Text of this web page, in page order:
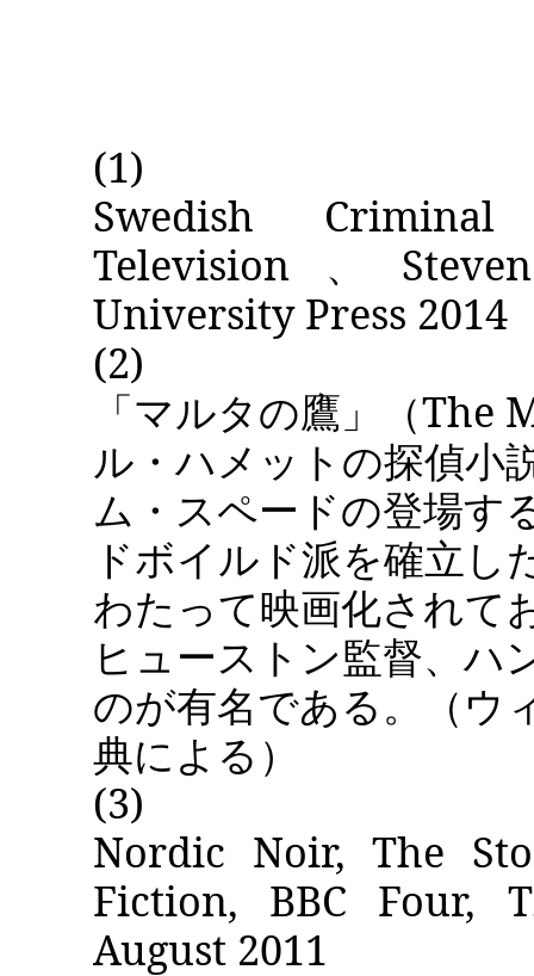
(1)
Swedish
Television 、
University Press 2014
(2)
「マルタの鷹」 （The
ル・ハメットの探偵小
ム・スペードの登場す
ドボイルド派を確立し
わたって映画化されて
ヒューストン監督、ハ
のが有名である。（ウ
典による）
(3)
Nordic Noir, The
Fiction, BBC Four,
August 2011